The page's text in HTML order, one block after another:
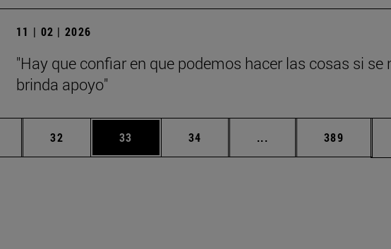
11 | 02 | 2026
"Hay que confiar en que podemos hacer las cosas si se
brinda apoyo"
Páginas intermedias Use TAB para desplazarse.
Página
32 Página
33 Página
34 ... Páginas intermedias
Página
389